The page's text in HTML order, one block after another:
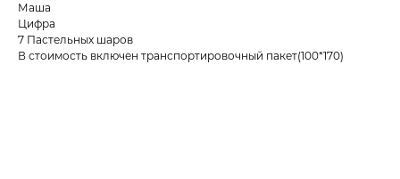
Маша
Цифра
7 Пастельных шаров
В стоимость включен транспортировочный пакет(100*170)